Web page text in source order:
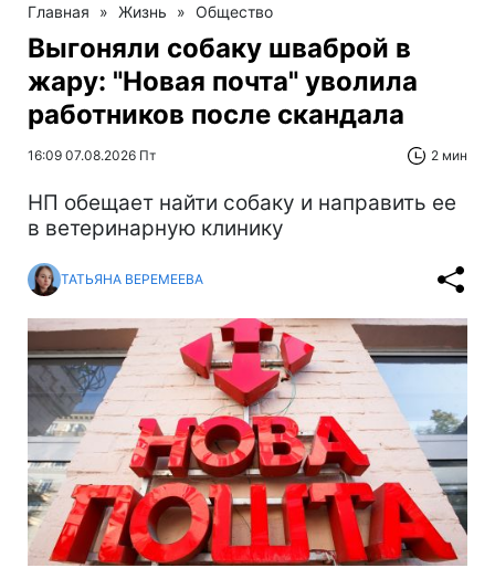
Главная » Жизнь » Общество
Выгоняли собаку шваброй в
жару: "Новая почта" уволила
работников после скандала
16:09 07.08.2026 Пт 2 мин
НП обещает найти собаку и направить ее
в ветеринарную клинику
ТАТЬЯНА ВЕРЕМЕЕВА